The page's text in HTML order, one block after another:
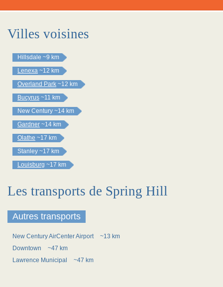
Villes voisines
Hillsdale ~9 km
Lenexa ~12 km
Overland Park ~12 km
Bucyrus ~11 km
New Century ~14 km
Gardner ~14 km
Olathe ~17 km
Stanley ~17 km
Louisburg ~17 km
Les transports de Spring Hill
Autres transports
New Century AirCenter Airport
~13 km
Downtown
~47 km
Lawrence Municipal
~47 km